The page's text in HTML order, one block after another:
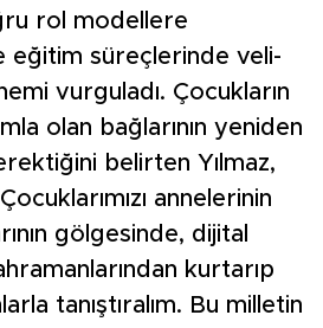
rol modellere
eğitim süreçlerinde veli-
vurguladı. Çocukların
olan bağlarının yeniden
belirten Yılmaz,
annelerinin
gölgesinde, dijital
kurtarıp
tanıştıralım. Bu milletin